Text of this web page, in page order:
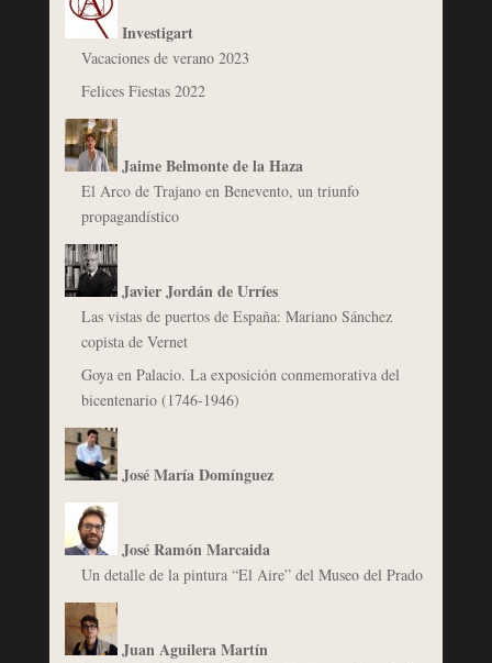
Investigart
Vacaciones de verano 2023
Felices Fiestas 2022
Jaime Belmonte de la Haza
El Arco de Trajano en Benevento, un triunfo
propagandístico
Javier Jordán de Urríes
Las vistas de puertos de España: Mariano Sánchez
copista de Vernet
Goya en Palacio. La exposición conmemorativa del
bicentenario (1746-1946)
José María Domínguez
José Ramón Marcaida
Un detalle de la pintura “El Aire” del Museo del Prado
Juan Aguilera Martín